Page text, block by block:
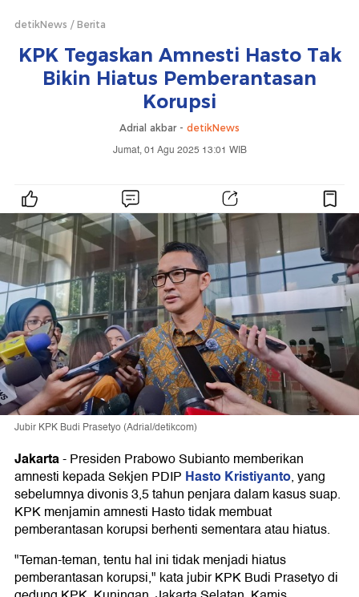
detikNews Berita
KPK Tegaskan Amnesti Hasto Tak
Bikin Hiatus Pemberantasan
Korupsi
Adrial akbar - detikNews
Jumat, 01 Agu 2025 13:01 WIB
Jubir KPK Budi Prasetyo (Adrial/detikcom)
Jakarta-Presiden Prabowo Subianto memberikan
amnesti kepada Sekjen PDIP Hasto Kristiyanto, yang
sebelumnya divonis 3,5 tahun penjara dalam kasus suap.
KPK menjamin amnesti Hasto tidak membuat
pemberantasan korupsi berhenti sementara atau hiatus.
"Teman-teman, tentu hal ini tidak menjadi hiatus
pemberantasan korupsi," kata jubir KPK Budi Prasetyo di